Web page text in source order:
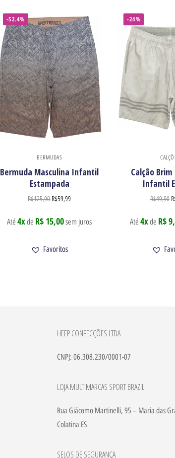
-52.4%
BERMUDAS
Bermuda Masculina Infantil
Estampada
R$125,90 R$59,99
Até4xde R$ 15,00sem juros
Favoritos
-24%
Calção
Infantil
R$49,90
Até 4xde R$
HEEP CONFECÇÕES LTDA
CNPJ: 06.308.230/0001-07
LOJA MULTIMARCAS SPORT BRAZIL
Rua Giácomo Martinelli, 95 – Maria das
Colatina ES
SELOS DE SEGURANÇA